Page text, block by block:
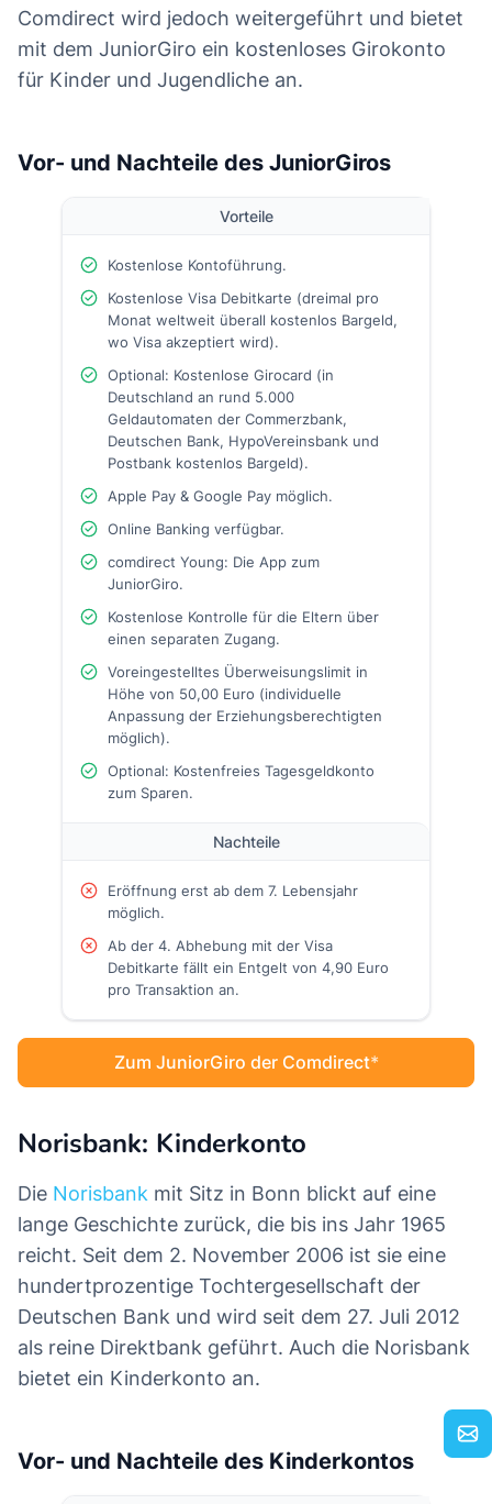
Comdirect wird jedoch weitergeführt und bietet
mit dem JuniorGiro ein kostenloses Girokonto
für Kinder und Jugendliche an.
Vor- und Nachteile des JuniorGiros
Vorteile
Nachteile
Kostenlose Kontoführung.
Kostenlose Visa Debitkarte (dreimal pro
Monat weltweit überall kostenlos Bargeld,
wo Visa akzeptiert wird).
Optional: Kostenlose Girocard (in
Deutschland an rund 5.000
Geldautomaten der Commerzbank,
Deutschen Bank, HypoVereinsbank und
Postbank kostenlos Bargeld).
Apple Pay & Google Pay möglich.
Online Banking verfügbar.
comdirect Young: Die App zum
JuniorGiro.
Kostenlose Kontrolle für die Eltern über
einen separaten Zugang.
Voreingestelltes Überweisungslimit in
Höhe von 50,00 Euro (individuelle
Anpassung der Erziehungsberechtigten
möglich).
Optional: Kostenfreies Tagesgeldkonto
zum Sparen.
Eröffnung erst ab dem 7. Lebensjahr
möglich.
Ab der 4. Abhebung mit der Visa
Debitkarte fällt ein Entgelt von 4,90 Euro
pro Transaktion an.
Zum JuniorGiro der Comdirect
Norisbank: Kinderkonto
Die Norisbank mit Sitz in Bonn blickt auf eine
lange Geschichte zurück, die bis ins Jahr 1965
reicht. Seit dem 2. November 2006 ist sie eine
hundertprozentige Tochtergesellschaft der
Deutschen Bank und wird seit dem 27. Juli 2012
als reine Direktbank geführt. Auch die Norisbank
bietet ein Kinderkonto an.
Vor- und Nachteile des Kinderkontos